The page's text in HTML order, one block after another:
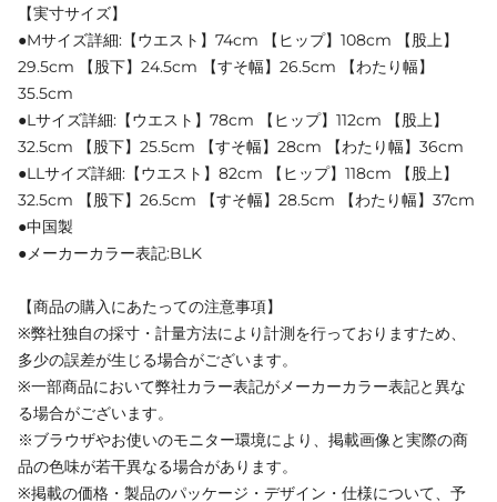
【実寸サイズ】
●Mサイズ詳細:【ウエスト】74cm 【ヒップ】108cm 【股上】
29.5cm 【股下】24.5cm 【すそ幅】26.5cm 【わたり幅】
35.5cm
●Lサイズ詳細:【ウエスト】78cm 【ヒップ】112cm 【股上】
32.5cm 【股下】25.5cm 【すそ幅】28cm 【わたり幅】36cm
●LLサイズ詳細:【ウエスト】82cm 【ヒップ】118cm 【股上】
32.5cm 【股下】26.5cm 【すそ幅】28.5cm 【わたり幅】37cm
●中国製
●メーカーカラー表記:BLK
【商品の購入にあたっての注意事項】
※弊社独自の採寸・計量方法により計測を行っておりますため、
多少の誤差が生じる場合がございます。
※一部商品において弊社カラー表記がメーカーカラー表記と異な
る場合がございます。
※ブラウザやお使いのモニター環境により、掲載画像と実際の商
品の色味が若干異なる場合があります。
※掲載の価格・製品のパッケージ・デザイン・仕様について、予